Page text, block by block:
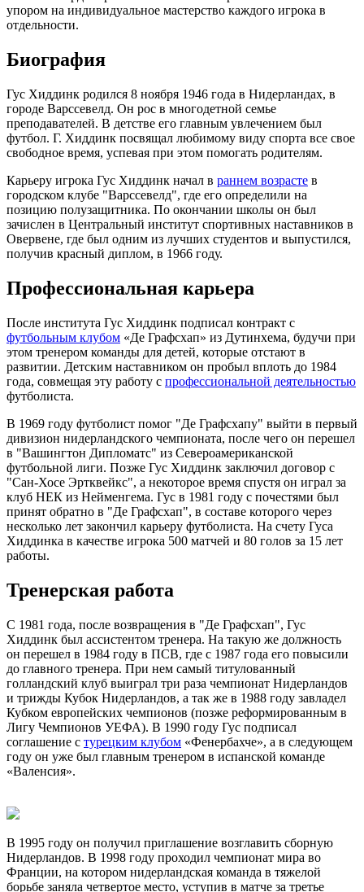
упором на индивидуальное мастерство каждого игрока в
отдельности.
Биография
Гус Хиддинк родился 8 ноября 1946 года в Нидерландах, в
городе Варссевелд. Он рос в многодетной семье
преподавателей. В детстве его главным увлечением был
футбол. Г. Хиддинк посвящал любимому виду спорта все свое
свободное время, успевая при этом помогать родителям.
Карьеру игрока Гус Хиддинк начал в раннем возрасте в
городском клубе "Варссевелд", где его определили на
позицию полузащитника. По окончании школы он был
зачислен в Центральный институт спортивных наставников в
Овервене, где был одним из лучших студентов и выпустился,
получив красный диплом, в 1966 году.
Профессиональная карьера
После института Гус Хиддинк подписал контракт с
футбольным клубом «Де Графсхап» из Дутинхема, будучи при
этом тренером команды для детей, которые отстают в
развитии. Детским наставником он пробыл вплоть до 1984
года, совмещая эту работу с профессиональной деятельностью
футболиста.
В 1969 году футболист помог "Де Графсхапу" выйти в первый
дивизион нидерландского чемпионата, после чего он перешел
в "Вашингтон Дипломатс" из Североамериканской
футбольной лиги. Позже Гус Хиддинк заключил договор с
"Сан-Хосе Эртквейкс", а некоторое время спустя он играл за
клуб НЕК из Нейменгема. Гус в 1981 году с почестями был
принят обратно в "Де Графсхап", в составе которого через
несколько лет закончил карьеру футболиста. На счету Гуса
Хиддинка в качестве игрока 500 матчей и 80 голов за 15 лет
работы.
Тренерская работа
С 1981 года, после возвращения в "Де Графсхап", Гус
Хиддинк был ассистентом тренера. На такую же должность
он перешел в 1984 году в ПСВ, где с 1987 года его повысили
до главного тренера. При нем самый титулованный
голландский клуб выиграл три раза чемпионат Нидерландов
и трижды Кубок Нидерландов, а так же в 1988 году завладел
Кубком европейских чемпионов (позже реформированным в
Лигу Чемпионов УЕФА). В 1990 году Гус подписал
соглашение с турецким клубом «Фенербахче», а в следующем
году он уже был главным тренером в испанской команде
«Валенсия».
В 1995 году он получил приглашение возглавить сборную
Нидерландов. В 1998 году проходил чемпионат мира во
Франции, на котором нидерландская команда в тяжелой
борьбе заняла четвертое место, уступив в матче за третье